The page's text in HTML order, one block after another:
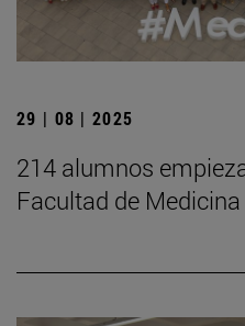
29 | 08 | 2025
214 alumnos
Facultad de Medicina